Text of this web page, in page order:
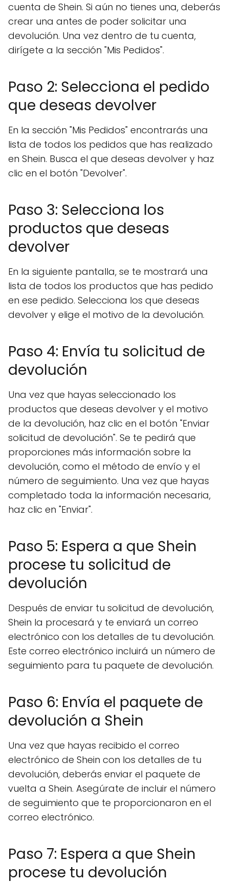
cuenta de Shein. Si aún no tienes una, deberás
crear una antes de poder solicitar una
devolución. Una vez dentro de tu cuenta,
dirígete a la sección "Mis Pedidos".
Paso 2: Selecciona el pedido
que deseas devolver
En la sección "Mis Pedidos" encontrarás una
lista de todos los pedidos que has realizado
en Shein. Busca el que deseas devolver y haz
clic en el botón "Devolver".
Paso 3: Selecciona los
productos que deseas
devolver
En la siguiente pantalla, se te mostrará una
lista de todos los productos que has pedido
en ese pedido. Selecciona los que deseas
devolver y elige el motivo de la devolución.
Paso 4: Envía tu solicitud de
devolución
Una vez que hayas seleccionado los
productos que deseas devolver y el motivo
de la devolución, haz clic en el botón "Enviar
solicitud de devolución". Se te pedirá que
proporciones más información sobre la
devolución, como el método de envío y el
número de seguimiento. Una vez que hayas
completado toda la información necesaria,
haz clic en "Enviar".
Paso 5: Espera a que Shein
procese tu solicitud de
devolución
Después de enviar tu solicitud de devolución,
Shein la procesará y te enviará un correo
electrónico con los detalles de tu devolución.
Este correo electrónico incluirá un número de
seguimiento para tu paquete de devolución.
Paso 6: Envía el paquete de
devolución a Shein
Una vez que hayas recibido el correo
electrónico de Shein con los detalles de tu
devolución, deberás enviar el paquete de
vuelta a Shein. Asegúrate de incluir el número
de seguimiento que te proporcionaron en el
correo electrónico.
Paso 7: Espera a que Shein
procese tu devolución